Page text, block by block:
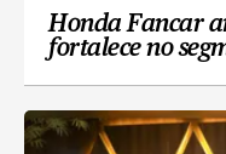
Honda Fancar
fortalece no